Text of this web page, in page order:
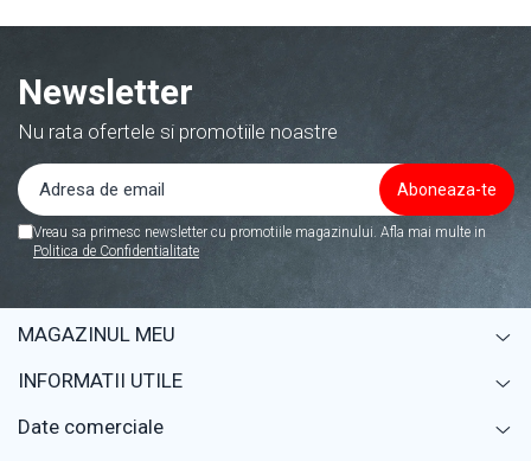
Newsletter
Nu rata ofertele si promotiile noastre
Vreau sa primesc newsletter cu promotiile magazinului. Afla mai multe in
Politica de Confidentialitate
MAGAZINUL MEU
INFORMATII UTILE
Date comerciale